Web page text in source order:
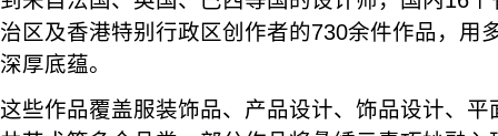
治区及香港特别行政区创作者的730余件作品，用
深厚底蕴。
这些作品覆盖服装饰品、产品设计、饰品设计、